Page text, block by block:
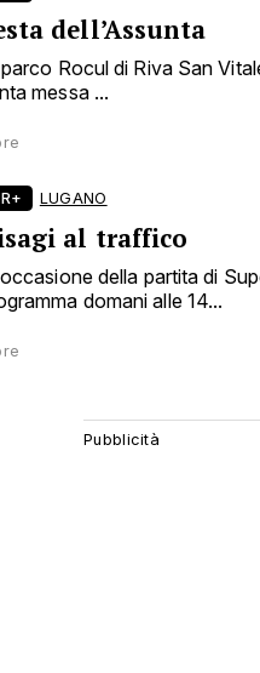
dell’Assunta
Rocul di Riva San
messa ...
LUGANO
al traffico
della partita di
domani alle 14...